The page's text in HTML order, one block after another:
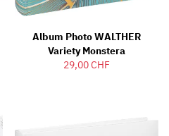
Album Photo WALTHER
Variety Monstera
29,00 CHF